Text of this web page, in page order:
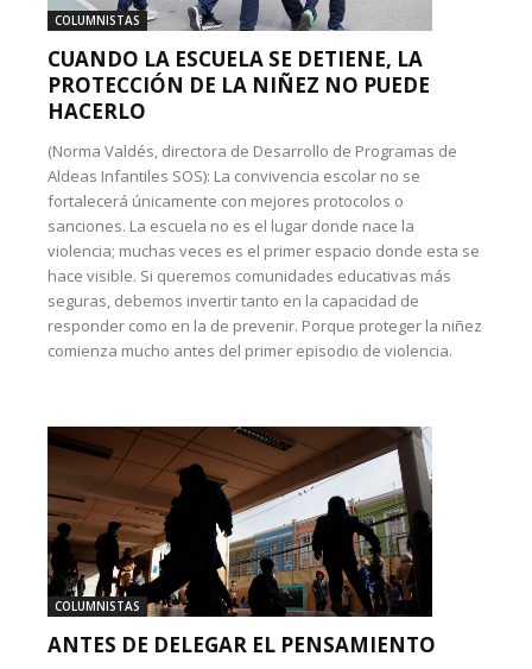
COLUMNISTAS
CUANDO LA ESCUELA SE DETIENE, LA
PROTECCIÓN DE LA NIÑEZ NO PUEDE
HACERLO
(Norma Valdés, directora de Desarrollo de Programas de
Aldeas Infantiles SOS): La convivencia escolar no se
fortalecerá únicamente con mejores protocolos o
sanciones. La escuela no es el lugar donde nace la
violencia; muchas veces es el primer espacio donde esta se
hace visible. Si queremos comunidades educativas más
seguras, debemos invertir tanto en la capacidad de
responder como en la de prevenir. Porque proteger la niñez
comienza mucho antes del primer episodio de violencia.
COLUMNISTAS
ANTES DE DELEGAR EL PENSAMIENTO